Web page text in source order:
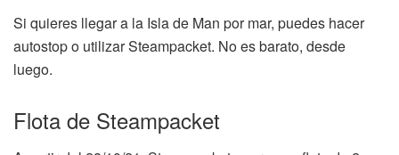
Si quieres llegar a la Isla de Man por mar, puedes hacer
autostop o utilizar Steampacket. No es barato, desde
luego.
Flota de Steampacket